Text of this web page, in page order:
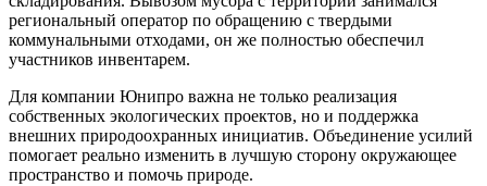
региональный оператор по обращению с твердыми
коммунальными отходами, он же полностью обеспечил
участников инвентарем.
Для компании Юнипро важна не только реализация
собственных экологических проектов, но и поддержка
внешних природоохранных инициатив. Объединение усилий
помогает реально изменить в лучшую сторону окружающее
пространство и помочь природе.